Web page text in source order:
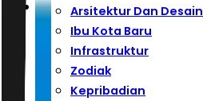
Arsitektur Dan Desain
Ibu Kota Baru
Infrastruktur
Zodiak
Kepribadian